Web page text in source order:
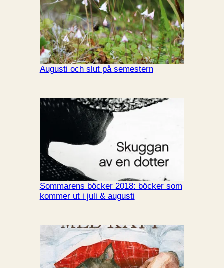
Augusti och slut på semestern
Sommarens böcker 2018: böcker som
kommer ut i juli & augusti